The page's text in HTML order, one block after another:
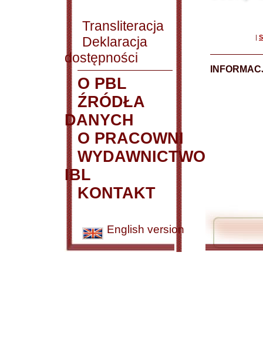
Transliteracja
Deklaracja
dostępności
O PBL
ŹRÓDŁA
DANYCH
O PRACOWNI
WYDAWNICTWO
IBL
KONTAKT
English version
|